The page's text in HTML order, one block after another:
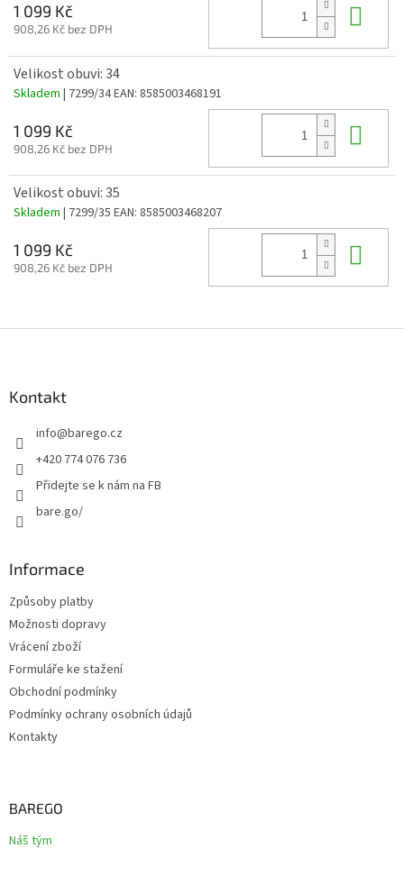
1 099 Kč
908,26 Kč bez DPH
Velikost obuvi: 34
Skladem | 7299/34EAN: 8585003468191
1 099 Kč
908,26 Kč bez DPH
Velikost obuvi: 35
Skladem | 7299/35 EAN: 8585003468207
1 099 Kč
908,26 Kč bez DPH
Kontakt
info@barego.cz
+420 774 076 736
Přidejte se k nám na FB
bare.go/
Informace
Způsoby platby
Možnosti dopravy
Vrácení zboží
Formuláře ke stažení
Obchodní podmínky
Podmínky ochrany osobních údajů
Kontakty
BAREGO
Náš tým